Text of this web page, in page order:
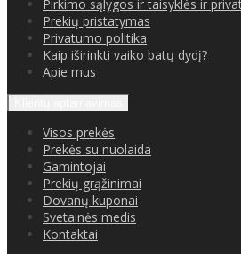
Pirkimo sąlygos ir taisyklės ir
Prekių pristatymas
Privatumo politika
Kaip iširinkti vaiko batų dydį?
Apie mus
Visos prekės
Prekės su nuolaida
Gamintojai
Prekių grąžinimai
Dovanų kuponai
Svetainės medis
Kontaktai